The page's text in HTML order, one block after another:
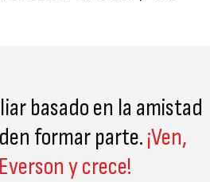
basado en la amistad
formar parte.¡Ven,
y crece!